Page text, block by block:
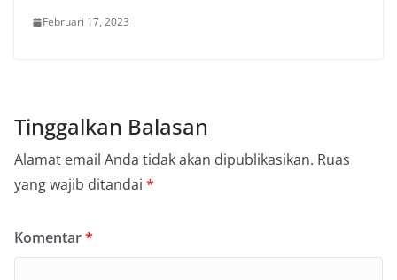
Februari 17, 2023
Tinggalkan Balasan
Alamat email Anda tidak akan dipublikasikan. Ruas
yang wajib ditandai *
Komentar*